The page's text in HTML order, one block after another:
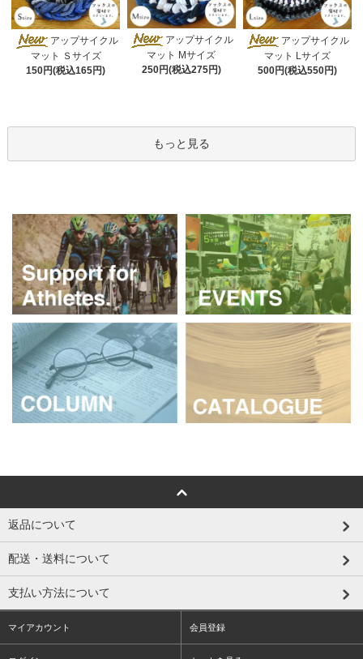
アップサイクル
マット Ｓサイズ
150円(税込165円)
アップサイクル
マット Mサイズ
250円(税込275円)
アップサイクル
マット Lサイズ
500円(税込550円)
もっと見る
返品について
配送・送料について
支払い方法について
マイアカウント 会員登録